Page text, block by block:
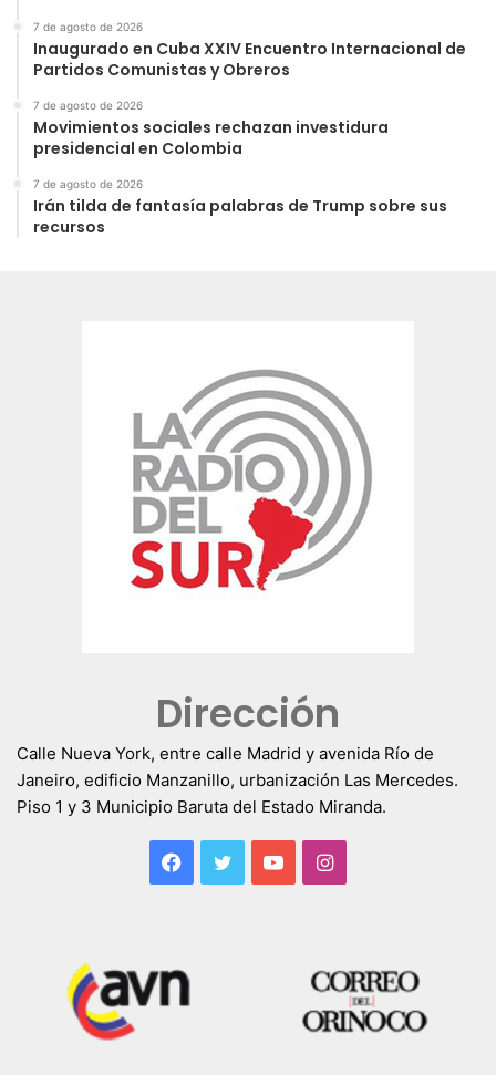
7 de agosto de 2026
Inaugurado en Cuba XXIV Encuentro Internacional de
Partidos Comunistas y Obreros
7 de agosto de 2026
Movimientos sociales rechazan investidura
presidencial en Colombia
7 de agosto de 2026
Irán tilda de fantasía palabras de Trump sobre sus
recursos
Dirección
Calle Nueva York, entre calle Madrid y avenida Río de
Janeiro, edificio Manzanillo, urbanización Las Mercedes.
Piso 1 y 3 Municipio Baruta del Estado Miranda.
Facebook
TwitterYouTubeInstagram